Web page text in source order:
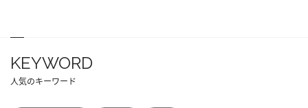
KEYWORD
人気のキーワード